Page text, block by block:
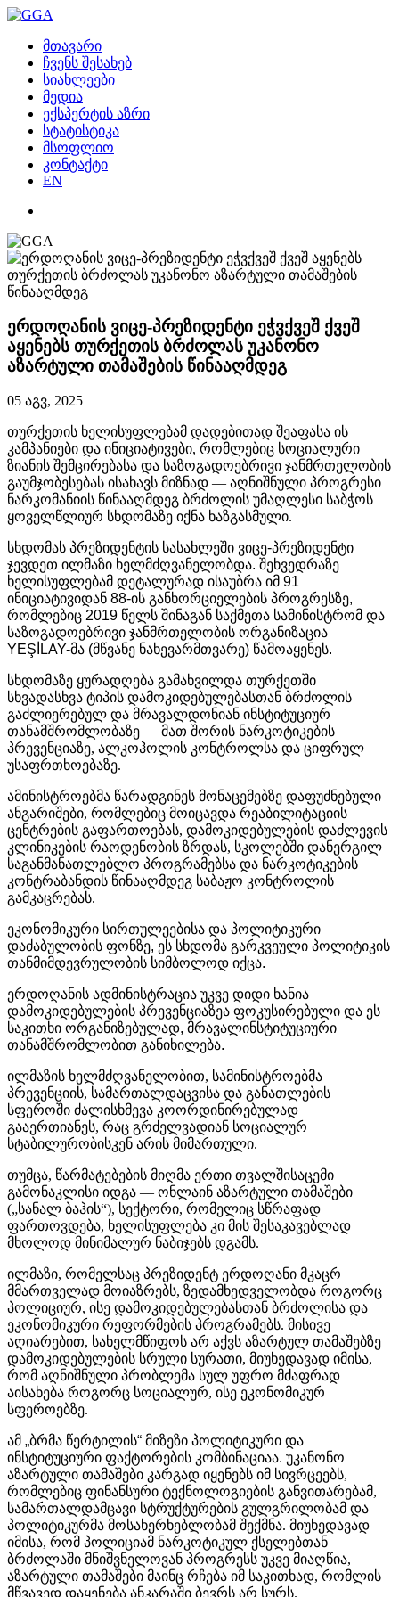
მთავარი
ჩვენს შესახებ
სიახლეები
მედია
ექსპერტის აზრი
სტატისტიკა
მსოფლიო
კონტაქტი
EN
ერდოღანის ვიცე-პრეზიდენტი ეჭვქვეშ ქვეშ
აყენებს თურქეთის ბრძოლას უკანონო
აზარტული თამაშების წინააღმდეგ
05 აგვ, 2025
თურქეთის ხელისუფლებამ დადებითად შეაფასა ის
კამპანიები და ინიციატივები, რომლებიც სოციალური
ზიანის შემცირებასა და საზოგადოებრივი ჯანმრთელობის
გაუმჯობესებას ისახავს მიზნად — აღნიშნული პროგრესი
ნარკომანიის წინააღმდეგ ბრძოლის უმაღლესი საბჭოს
ყოველწლიურ სხდომაზე იქნა ხაზგასმული.
სხდომას პრეზიდენტის სასახლეში ვიცე-პრეზიდენტი
ჯევდეთ ილმაზი ხელმძღვანელობდა. შეხვედრაზე
ხელისუფლებამ დეტალურად ისაუბრა იმ 91
ინიციატივიდან 88-ის განხორციელების პროგრესზე,
რომლებიც 2019 წელს შინაგან საქმეთა სამინისტრომ და
საზოგადოებრივი ჯანმრთელობის ორგანიზაცია
YEŞİLAY-მა (მწვანე ნახევარმთვარე) წამოაყენეს.
სხდომაზე ყურადღება გამახვილდა თურქეთში
სხვადასხვა ტიპის დამოკიდებულებასთან ბრძოლის
გაძლიერებულ და მრავალდონიან ინსტიტუციურ
თანამშრომლობაზე — მათ შორის ნარკოტიკების
პრევენციაზე, ალკოჰოლის კონტროლსა და ციფრულ
უსაფრთხოებაზე.
ამინისტროებმა წარადგინეს მონაცემებზე დაფუძნებული
ანგარიშები, რომლებიც მოიცავდა რეაბილიტაციის
ცენტრების გაფართოებას, დამოკიდებულების დაძლევის
კლინიკების რაოდენობის ზრდას, სკოლებში დანერგილ
საგანმანათლებლო პროგრამებსა და ნარკოტიკების
კონტრაბანდის წინააღმდეგ საბაჟო კონტროლის
გამკაცრებას.
ეკონომიკური სირთულეებისა და პოლიტიკური
დაძაბულობის ფონზე, ეს სხდომა გარკვეული პოლიტიკის
თანმიმდევრულობის სიმბოლოდ იქცა.
ერდოღანის ადმინისტრაცია უკვე დიდი ხანია
დამოკიდებულების პრევენციაზეა ფოკუსირებული და ეს
საკითხი ორგანიზებულად, მრავალინსტიტუციური
თანამშრომლობით განიხილება.
ილმაზის ხელმძღვანელობით, სამინისტროებმა
პრევენციის, სამართალდაცვისა და განათლების
სფეროში ძალისხმევა კოორდინირებულად
გააერთიანეს, რაც გრძელვადიან სოციალურ
სტაბილურობისკენ არის მიმართული.
თუმცა, წარმატებების მიღმა ერთი თვალშისაცემი
გამონაკლისი იდგა — ონლაინ აზარტული თამაშები
(„სანალ ბაჰის“), სექტორი, რომელიც სწრაფად
ფართოვდება, ხელისუფლება კი მის შესაკავებლად
მხოლოდ მინიმალურ ნაბიჯებს დგამს.
ილმაზი, რომელსაც პრეზიდენტ ერდოღანი მკაცრ
მმართველად მოიაზრებს, ზედამხედველობდა როგორც
პოლიციურ, ისე დამოკიდებულებასთან ბრძოლისა და
ეკონომიკური რეფორმების პროგრამებს. მისივე
აღიარებით, სახელმწიფოს არ აქვს აზარტულ თამაშებზე
დამოკიდებულების სრული სურათი, მიუხედავად იმისა,
რომ აღნიშნული პრობლემა სულ უფრო მძაფრად
აისახება როგორც სოციალურ, ისე ეკონომიკურ
სფეროებზე.
ამ „ბრმა წერტილის“ მიზეზი პოლიტიკური და
ინსტიტუციური ფაქტორების კომბინაციაა. უკანონო
აზარტული თამაშები კარგად იყენებს იმ სივრცეებს,
რომლებიც ფინანსური ტექნოლოგიების განვითარებამ,
სამართალდამცავი სტრუქტურების გულგრილობამ და
პოლიტიკურმა მოსახერხებლობამ შექმნა. მიუხედავად
იმისა, რომ პოლიციამ ნარკოტიკულ ქსელებთან
ბრძოლაში მნიშვნელოვან პროგრესს უკვე მიაღწია,
აზარტული თამაშები მაინც რჩება იმ საკითხად, რომლის
მწვავედ დაყენება ანკარაში ბევრს არ სურს.